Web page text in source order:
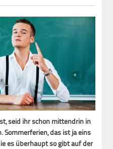
seid ihr schon mittendrin in
Sommerferien, das ist ja eins
es überhaupt so gibt auf der